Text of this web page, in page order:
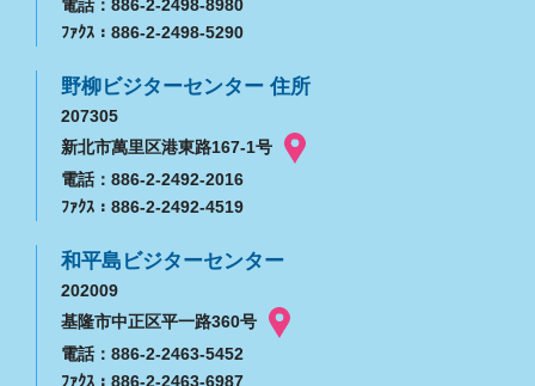
電話：886-2-2498-8980
ﾌｧｸｽ：886-2-2498-5290
野柳ビジターセンター 住所
207305
新北市萬里区港東路167-1号
電話：886-2-2492-2016
ﾌｧｸｽ：886-2-2492-4519
和平島ビジターセンター
202009
基隆市中正区平一路360号
電話：886-2-2463-5452
ﾌｧｸｽ：886-2-2463-6987